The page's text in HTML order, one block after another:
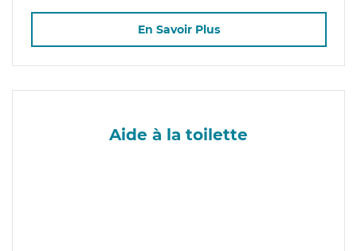
En Savoir Plus
Aide à la toilette